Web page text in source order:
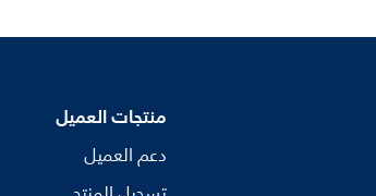
منتجات العميل
دعم العميل